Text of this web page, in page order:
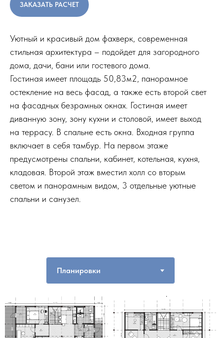
ЗАКАЗАТЬ РАСЧЕТ
Уютный и красивый дом фахверк, современная
стильная архитектура – подойдет для загородного
дома, дачи, бани или гостевого дома.
Гостиная имеет площадь 50,83м2, панорамное
остекление на весь фасад, а также есть второй свет
на фасадных безрамных окнах. Гостиная имеет
диванную зону, зону кухни и столовой, имеет выход
на террасу. В спальне есть окна. Входная группа
включает в себя тамбур. На первом этаже
предусмотрены спальни, кабинет, котельная, кухня,
кладовая. Второй этаж вместил холл со вторым
светом и панорамным видом, 3 отдельные уютные
спальни и санузел.